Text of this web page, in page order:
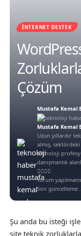
İNTERNET DESTEK
Çözüm
Son güncelleme:
Mustafa Kemal
Mustafa Kemal
Uzun yıllardır
almış,
teknoloji
danışmanlık
Yorum
Şu anda bu isteği
site teknik